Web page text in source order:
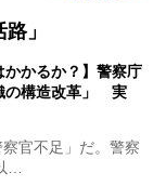
」
かかるか？】警察庁
の構造改革」 実
官不足」だ。警察
…